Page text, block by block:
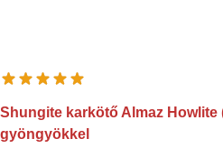
Shungite karkötő Almaz Howlite
gyöngyökkel